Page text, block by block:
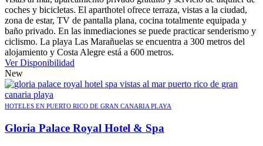
coches y bicicletas. El aparthotel ofrece terraza, vistas a la ciudad,
zona de estar, TV de pantalla plana, cocina totalmente equipada y
baño privado. En las inmediaciones se puede practicar senderismo y
ciclismo. La playa Las Marañuelas se encuentra a 300 metros del
alojamiento y Costa Alegre está a 600 metros.
Ver Disponibilidad
New
HOTELES EN PUERTO RICO DE GRAN CANARIA PLAYA
Gloria Palace Royal Hotel & Spa